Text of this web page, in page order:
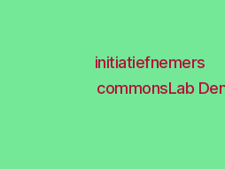
initiatiefnemers
commonsLab